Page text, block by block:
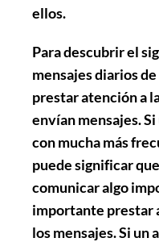
ellos.
Para descubrir el
mensajes diarios
prestar atención a
envían mensajes.
con mucha más
puede significar
comunicar algo
importante prestar
los mensajes. Si un